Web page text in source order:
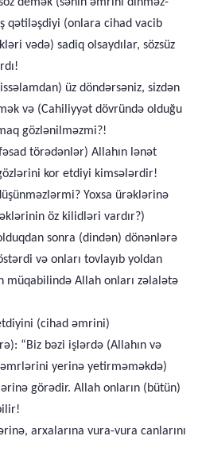
qətiləşdiyi (onlara cihad vacib
vədə) sadiq olsaydılar, sözsüz
üz döndərsəniz, sizdən
və (Cahiliyyət dövründə olduğu
gözlənilməzmi?!
törədənlər) Allahın lənət
kor etdiyi kimsələrdir!
Yoxsa ürəklərinə
öz kilidləri vardır?)
sonra (dindən) dönənlərə
və onları tovlayıb yoldan
müqabilində Allah onları zəlalətə
(cihad əmrini)
“Biz bəzi işlərdə (Allahın və
yerinə yetirməməkdə)
görədir. Allah onların (bütün)
arxalarına vura-vura canlarını